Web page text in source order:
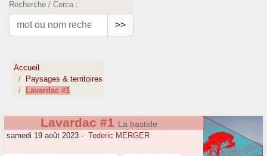
Recherche / Cerca :
>>
Accueil
Paysages & territoires
Lavardac #1
Lavardac #1 La bastide
samedi 19 août 2023 - Tederic MERGER